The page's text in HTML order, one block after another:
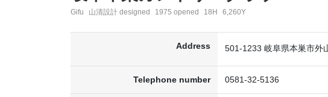
Gifu 山清設計 designed 1975 opened 18H 6,260Y
Address 501-1233 岐阜県本巣市外
Telephone number 0581-32-5136